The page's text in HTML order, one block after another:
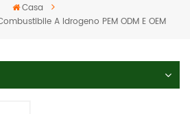
Casa
A Idrogeno PEM ODM E OEM